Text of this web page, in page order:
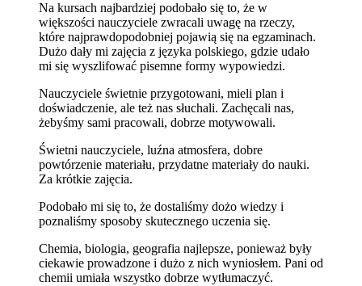
Na kursach najbardziej podobało się to, że w
większości nauczyciele zwracali uwagę na rzeczy,
które najprawdopodobniej pojawią się na egzaminach.
Dużo dały mi zajęcia z języka polskiego, gdzie udało
mi się wyszlifować pisemne formy wypowiedzi.
Nauczyciele świetnie przygotowani, mieli plan i
doświadczenie, ale też nas słuchali. Zachęcali nas,
żebyśmy sami pracowali, dobrze motywowali.
Świetni nauczyciele, luźna atmosfera, dobre
powtórzenie materiału, przydatne materiały do nauki.
Za krótkie zajęcia.
Podobało mi się to, że dostaliśmy dożo wiedzy i
poznaliśmy sposoby skutecznego uczenia się.
Chemia, biologia, geografia najlepsze, ponieważ były
ciekawie prowadzone i dużo z nich wyniosłem. Pani od
chemii umiała wszystko dobrze wytłumaczyć.